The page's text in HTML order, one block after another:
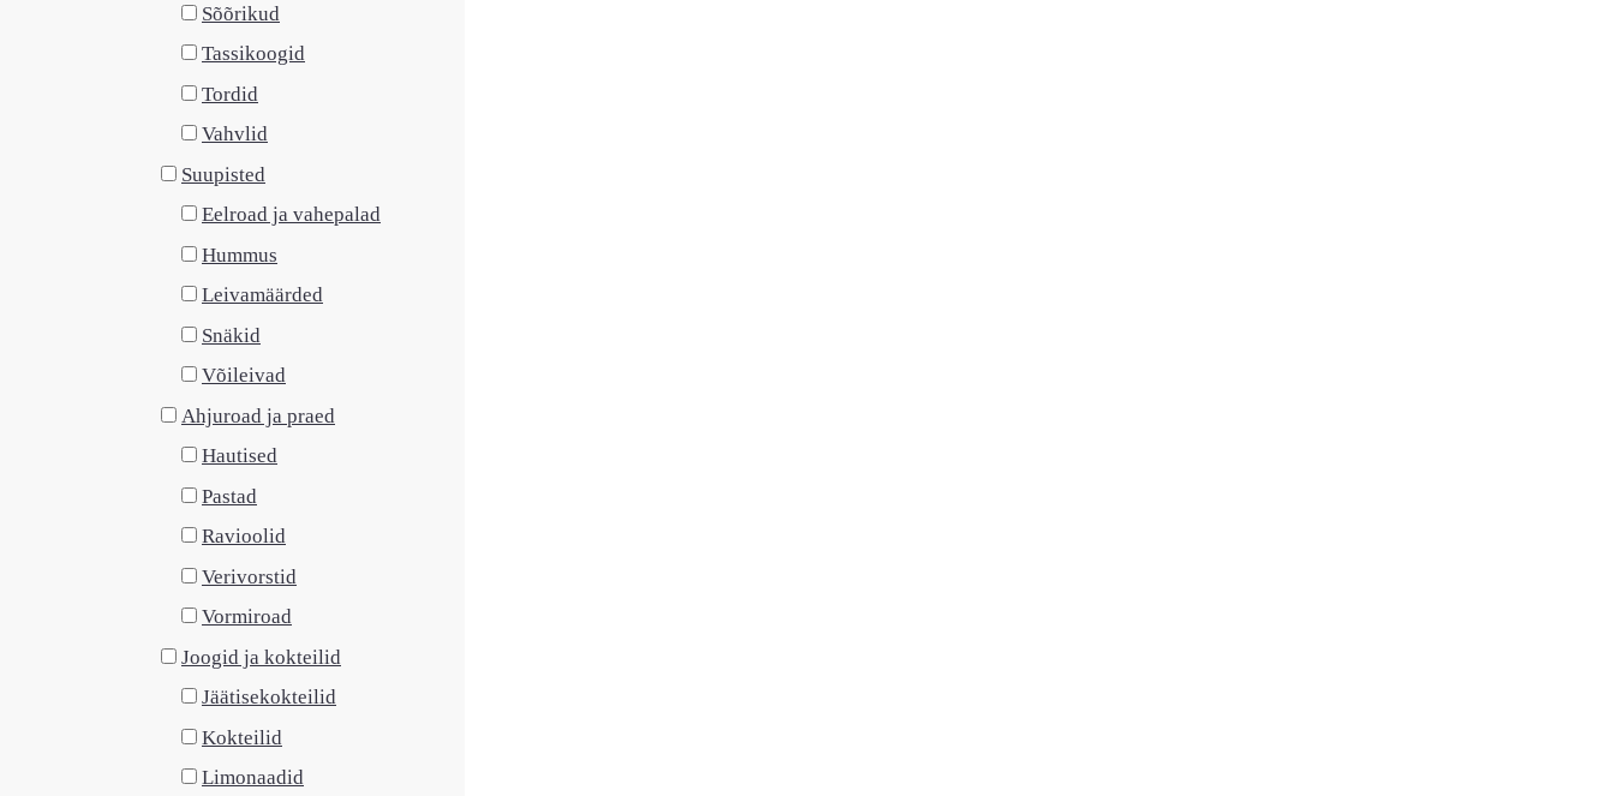
Sõõrikud
Tassikoogid
Tordid
Vahvlid
Suupisted
Eelroad ja vahepalad
Hummus
Leivamäärded
Snäkid
Võileivad
Ahjuroad ja praed
Hautised
Pastad
Ravioolid
Verivorstid
Vormiroad
Joogid ja kokteilid
Jäätisekokteilid
Kokteilid
Limonaadid